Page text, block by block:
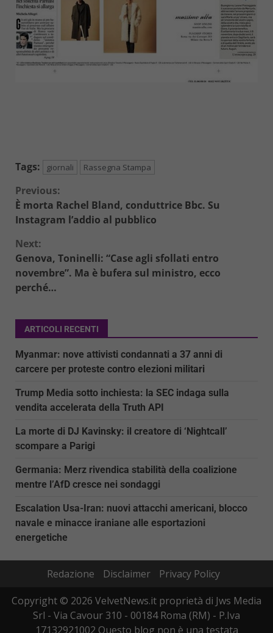
Tags: giornali Rassegna Stampa
Continue
Reading
Previous:
È morta Rachel Bland, conduttrice Bbc. Su
Instagram l’addio al pubblico
Next:
Genova, Toninelli: “Case agli sfollati entro
novembre”. Ma è bufera sul ministro, ecco
perché…
ARTICOLI RECENTI
Myanmar: nove attivisti condannati a 37 anni di
carcere per proteste contro elezioni militari
Trump Media sotto inchiesta: la SEC indaga sulla
vendita accelerata della Truth API
La morte di DJ Kavinsky: il creatore di ‘Nightcall’
scompare a Parigi
Germania: Merz rivendica stabilità della coalizione
mentre l’AfD cresce nei sondaggi
Escalation Usa-Iran: nuovi attacchi americani, blocco
navale e minacce iraniane alle esportazioni
energetiche
Redazione Disclaimer
Privacy Policy
Copyright © 2026 VelvetNews.it proprietà di Jws Media
Srl - Via Cavour 310 - 00184 Roma (RM) - P.Iva
17132921002 Questo blog non è una testata